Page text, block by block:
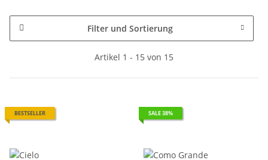
Filter und Sortierung
Artikel 1 - 15 von 15
BESTSELLER SALE 38%